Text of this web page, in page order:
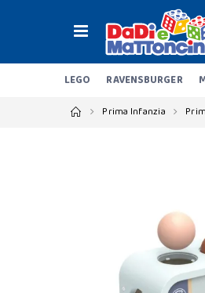
LEGO RAVENSBURGER
Prima Infanzia